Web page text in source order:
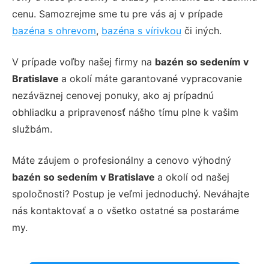
cenu. Samozrejme sme tu pre vás aj v prípade
bazéna s ohrevom, bazéna s vírivkou či iných.
V prípade voľby našej firmy na bazén so sedením v
Bratislave a okolí máte garantované vypracovanie
nezáväznej cenovej ponuky, ako aj prípadnú
obhliadku a pripravenosť nášho tímu plne k vašim
službám.
Máte záujem o profesionálny a cenovo výhodný
bazén so sedením v Bratislave a okolí od našej
spoločnosti? Postup je veľmi jednoduchý. Neváhajte
nás kontaktovať a o všetko ostatné sa postaráme
my.